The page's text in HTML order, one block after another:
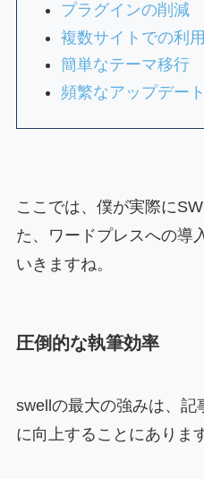
プラグインの削減
複数サイトでの利用
簡単なテーマ移行
頻繁なアップデート
ここでは、僕が実際に
た、ワードプレスへの導
いきますね。
圧倒的な執筆効率
swellの最大の強みは、記
に向上することにありま